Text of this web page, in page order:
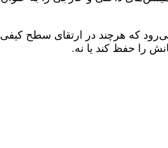
که هرچند در ارتقای سطح کیفی
را حفظ کند یا نه.